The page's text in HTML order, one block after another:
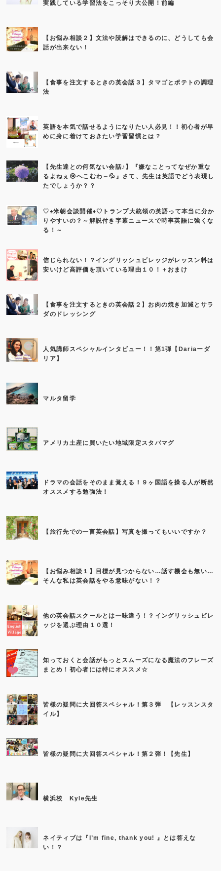
実践している学習法をこっそり大公開！前編
【お悩み相談２】文法や読解はできるのに、どうしても会
話が出来ない！
【食事を注文するときの英会話３】タマゴとポテトの調理
法
英語を本気で話せるようになりたい人必見！！初心者が早
めに身に着けておきたい学習習慣とは？
【先生達との何気ない会話♪】『嫌なことってなぜか重な
るよねぇ😢へこむわ～💦』さて、先生は英語でどう表現し
たでしょうか？？
♡♠米朝会談開催♦♡トランプ大統領の英語って本当に分か
りやすいの？～解説付き字幕ニュースで時事英語に強くな
る！～
信じられない！？イングリッシュビレッジがレッスン料は
安いけど高評価を頂いている理由１０！＋おまけ
【食事を注文するときの英会話２】お肉の焼き加減とサラ
ダのドレッシング
人気講師スペシャルインタビュー！！第1弾【Dariaーダ
リア】
マルタ留学
アメリカ土産に買いたい地域限定スタバマグ
ドラマの会話をそのまま覚える！９ヶ国語を操る人が断然
オススメする勉強法！
【旅行先での一言英会話】写真を撮ってもいいですか？
【お悩み相談１】目標が見つからない…話す機会も無い…
そんな私は英会話をやる意味がない！？
他の英会話スクールとは一味違う！？イングリッシュビレ
ッジを選ぶ理由１０選！
知っておくと会話がもっとスムーズになる魔法のフレーズ
まとめ！初心者には特にオススメ☆
皆様の疑問に大回答スペシャル！第３弾 【レッスンスタ
イル】
皆様の疑問に大回答スペシャル！第２弾！【先生】
横浜校 Kyle先生
ネイティブは『I’m fine, thank you! 』とは答えな
い！？